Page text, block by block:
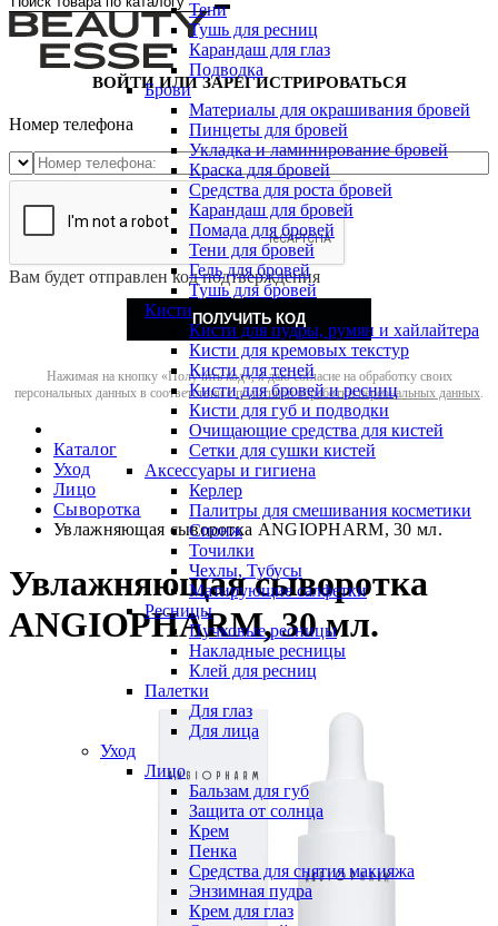
Тени
Тушь для ресниц
Карандаш для глаз
Подводка
Брови
Материалы для окрашивания бровей
Пинцеты для бровей
Укладка и ламинирование бровей
Краска для бровей
Средства для роста бровей
Карандаш для бровей
Помада для бровей
Тени для бровей
Гель для бровей
Тушь для бровей
Кисти
Кисти для пудры, румян и хайлайтера
Кисти для кремовых текстур
Кисти для теней
Кисти для бровей и ресниц
Кисти для губ и подводки
Очищающие средства для кистей
Сетки для сушки кистей
Аксессуары и гигиена
Керлер
Палитры для смешивания косметики
Спонж
Точилки
Чехлы, Тубусы
Матирующие салфетки
Ресницы
Пучковые ресницы
Накладные ресницы
Клей для ресниц
Палетки
Для глаз
Для лица
Уход
Лицо
Бальзам для губ
Защита от солнца
Крем
Пенка
Средства для снятия макияжа
Энзимная пудра
Крем для глаз
ВОЙТИ ИЛИ ЗАРЕГИСТРИРОВАТЬСЯ
Номер телефона
Вам будет отправлен код подтверждения
ПОЛУЧИТЬ КОД
Нажимая на кнопку «Получить код», я даю согласие на обработку своих
персональных данных в соответствии сполитикой обработки персональных данных.
Каталог
Уход
Лицо
Сыворотка
Увлажняющая сыворотка ANGIOPHARM, 30 мл.
Увлажняющая сыворотка
ANGIOPHARM, 30 мл.